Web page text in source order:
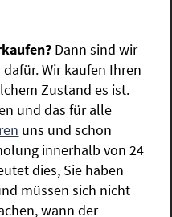
Dann sind wir
Wir kaufen Ihren
Zustand es ist.
und das für alle
uns und schon
innerhalb von 24
dies, Sie haben
müssen sich nicht
wann der